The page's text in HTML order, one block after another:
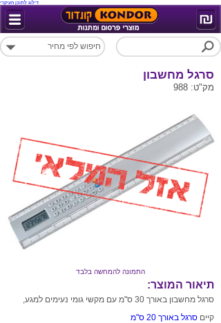
דילוג לתוכן העיקרי
סרגל מחשבון
מק"ט: 988
התמונה להמחשה בלבד
תיאור המוצר:
סרגל מחשבון באורך 30 ס"מ עם מקשי גומי נעימים למגע,
קיים סרגל באורך 20 ס"מ